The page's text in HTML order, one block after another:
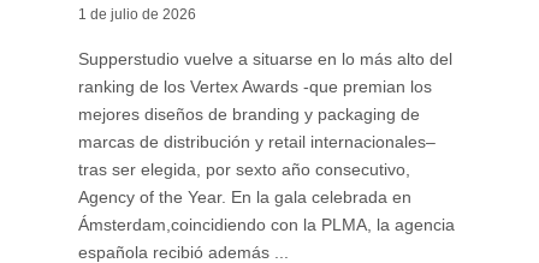
1 de julio de 2026
Supperstudio vuelve a situarse en lo más alto del
ranking de los Vertex Awards -que premian los
mejores diseños de branding y packaging de
marcas de distribución y retail internacionales–
tras ser elegida, por sexto año consecutivo,
Agency of the Year. En la gala celebrada en
Ámsterdam,coincidiendo con la PLMA, la agencia
española recibió además ...